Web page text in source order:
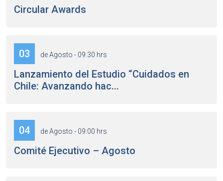
Circular Awards
03 de Agosto - 09:30 hrs
Lanzamiento del Estudio “Cuidados en
Chile: Avanzando hac...
04 de Agosto - 09:00 hrs
Comité Ejecutivo – Agosto